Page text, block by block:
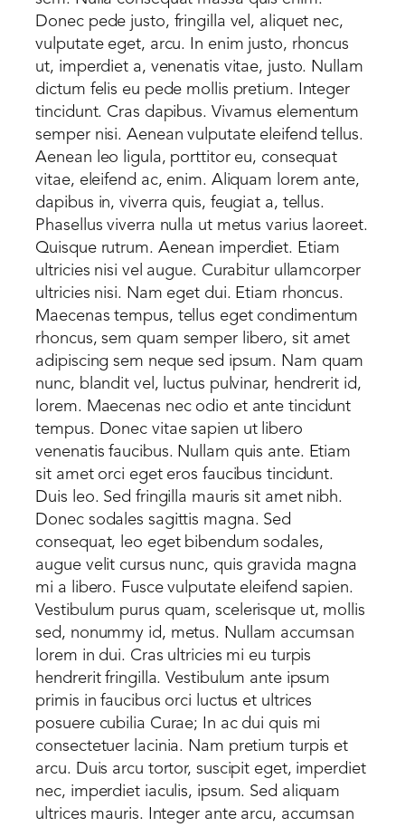
Donec pede justo, fringilla vel, aliquet nec,
vulputate eget, arcu. In enim justo, rhoncus
ut, imperdiet a, venenatis vitae, justo. Nullam
dictum felis eu pede mollis pretium. Integer
tincidunt. Cras dapibus. Vivamus elementum
semper nisi. Aenean vulputate eleifend tellus.
Aenean leo ligula, porttitor eu, consequat
vitae, eleifend ac, enim. Aliquam lorem ante,
dapibus in, viverra quis, feugiat a, tellus.
Phasellus viverra nulla ut metus varius laoreet.
Quisque rutrum. Aenean imperdiet. Etiam
ultricies nisi vel augue. Curabitur ullamcorper
ultricies nisi. Nam eget dui. Etiam rhoncus.
Maecenas tempus, tellus eget condimentum
rhoncus, sem quam semper libero, sit amet
adipiscing sem neque sed ipsum. Nam quam
nunc, blandit vel, luctus pulvinar, hendrerit id,
lorem. Maecenas nec odio et ante tincidunt
tempus. Donec vitae sapien ut libero
venenatis faucibus. Nullam quis ante. Etiam
sit amet orci eget eros faucibus tincidunt.
Duis leo. Sed fringilla mauris sit amet nibh.
Donec sodales sagittis magna. Sed
consequat, leo eget bibendum sodales,
augue velit cursus nunc, quis gravida magna
mi a libero. Fusce vulputate eleifend sapien.
Vestibulum purus quam, scelerisque ut, mollis
sed, nonummy id, metus. Nullam accumsan
lorem in dui. Cras ultricies mi eu turpis
hendrerit fringilla. Vestibulum ante ipsum
primis in faucibus orci luctus et ultrices
posuere cubilia Curae; In ac dui quis mi
consectetuer lacinia. Nam pretium turpis et
arcu. Duis arcu tortor, suscipit eget, imperdiet
nec, imperdiet iaculis, ipsum. Sed aliquam
ultrices mauris. Integer ante arcu, accumsan